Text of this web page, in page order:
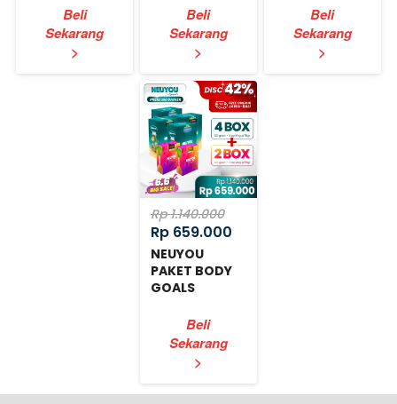
`
Beli
Sekarang
>
`
Beli
Sekarang
>
`
Beli
Sekarang
>
Rp 1.140.000
Rp 659.000
NEUYOU
PAKET BODY
GOALS
`
Beli
Sekarang
>